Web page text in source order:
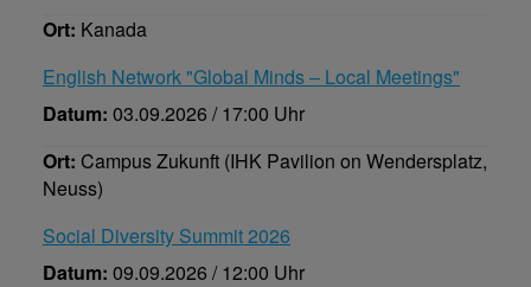
Ort: Kanada
English Network "Global Minds – Local Meetings"
Datum: 03.09.2026 / 17:00 Uhr
Ort: Campus Zukunft (IHK Pavilion on Wendersplatz,
Neuss)
Social Diversity Summit 2026
Datum: 09.09.2026 / 12:00 Uhr